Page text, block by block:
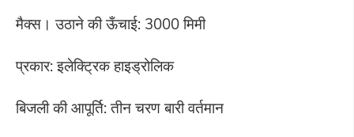
मैक्स। उठाने की ऊँचाई: 3000 मिमी
प्रकार: इलेक्ट्रिक हाइड्रोलिक
बिजली की आपूर्ति: तीन चरण बारी वर्तमान